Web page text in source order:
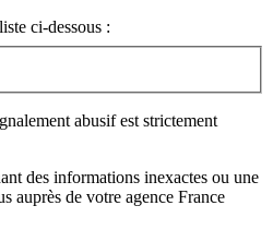
ci-dessous :
abusif est strictement
des informations inexactes ou une
auprès de votre agence France